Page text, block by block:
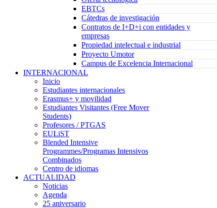
EBTCs
Cátedras de investigación
Contratos de I+D+i con entidades y
empresas
Propiedad intelectual e industrial
Proyecto Umotor
Campus de Excelencia Internacional
INTERNACIONAL
Inicio
Estudiantes internacionales
Erasmus+ y movilidad
Estudiantes Visitantes (Free Mover
Students)
Profesores / PTGAS
EULiST
Blended Intensive
Programmes/Programas Intensivos
Combinados
Centro de idiomas
ACTUALIDAD
Noticias
Agenda
25 aniversario